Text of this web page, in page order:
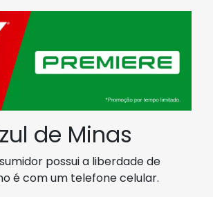
de Minas
possui a liberdade de
é com um telefone celular.